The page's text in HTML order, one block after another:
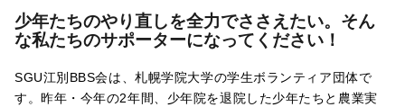
少年たちのやり直しを全力でささえたい。そん
な私たちのサポーターになってください！
SGU江別BBS会は、札幌学院大学の学生ボランティア団体で
す。昨年・今年の2年間、少年院を退院した少年たちと農業実